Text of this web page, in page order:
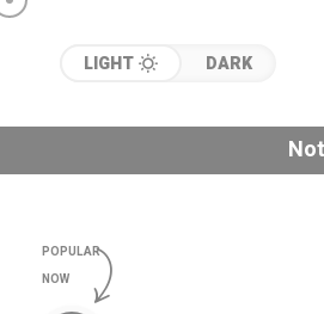
LIGHT DARK
POPULAR
NOW